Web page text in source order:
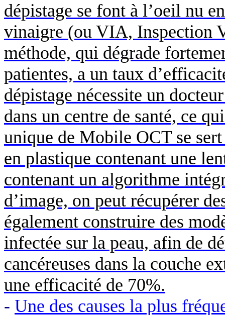
dépistage se font à l’oeil nu
vinaigre (ou VIA, Inspection
méthode, qui dégrade
patientes, a un taux
dépistage nécessite un
dans un centre de santé, ce
unique de Mobile OCTse
en plastique contenant une
contenant un algorithme
d’image, on peut récupérer
également construire des
infectée sur la peau, afin de
cancéreuses dans la couche
une efficacité de 70%.
- Une des causes la plus